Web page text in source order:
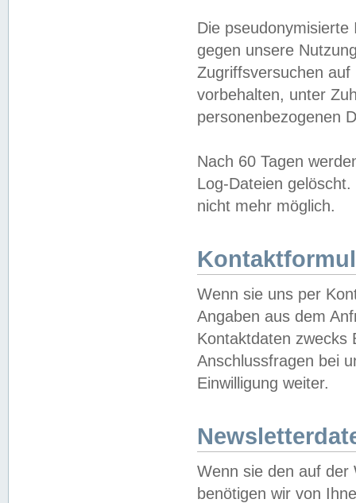
Die
gegen unsere
Zugriffsversuchen
vorbehalten, unter
personenbezogenen
Nach 60 Tagen
Log-Dateien
nicht mehr möglich.
Wenn sie uns per
Angaben aus dem
Kontaktdaten zwecks
Anschlussfragen bei
Einwilligung weiter.
Wenn sie den auf der
benötigen wir von